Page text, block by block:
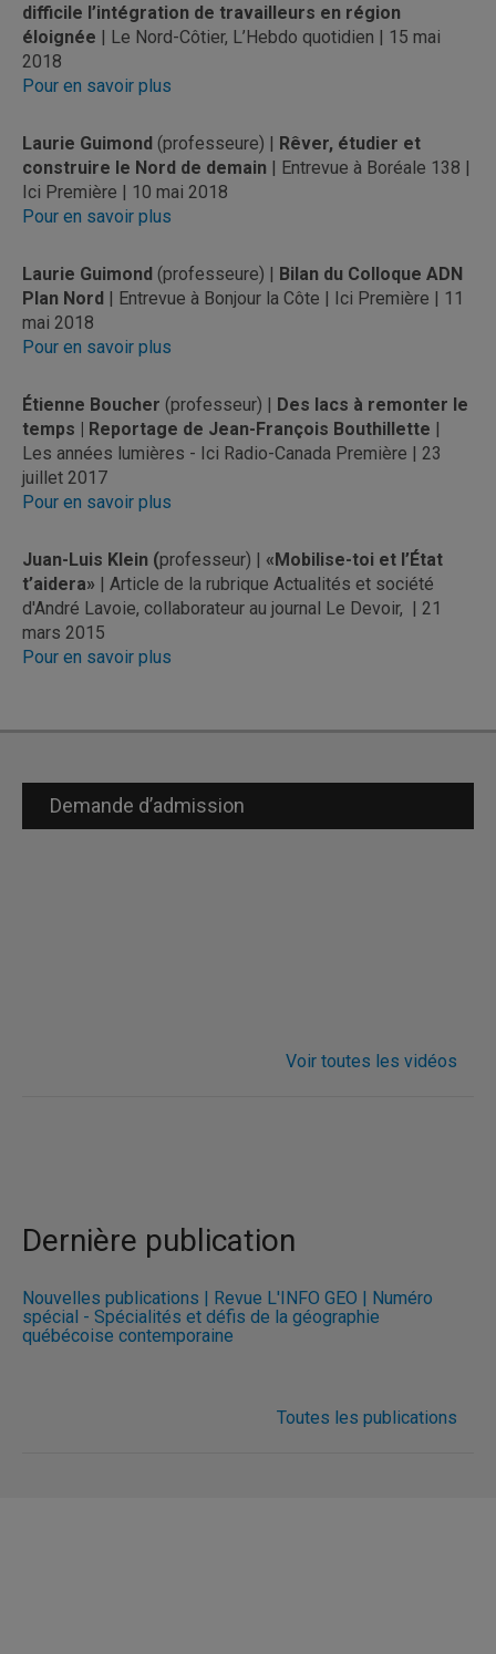
difficile l’intégration de travailleurs en région
éloignée | Le Nord-Côtier, L’Hebdo quotidien | 15 mai
2018
Pour en savoir plus
Laurie Guimond (professeure) | Rêver, étudier et
construire le Nord de demain | Entrevue à Boréale 138 |
Ici Première | 10 mai 2018
Pour en savoir plus
Laurie Guimond (professeure) | Bilan du Colloque ADN
Plan Nord | Entrevue à Bonjour la Côte | Ici Première | 11
mai 2018
Pour en savoir plus
Étienne Boucher (professeur) | Des lacs à remonter le
temps | Reportage de Jean-François Bouthillette |
Les années lumières - Ici Radio-Canada Première | 23
juillet 2017
Pour en savoir plus
Juan-Luis Klein (professeur) | «Mobilise-toi et l’État
t’aidera» | Article de la rubrique Actualités et société
d'André Lavoie, collaborateur au journal Le Devoir, | 21
mars 2015
Pour en savoir plus
Demande d’admission
Voir toutes les vidéos
Dernière publication
Nouvelles publications | Revue L'INFO GÉO | Numéro
spécial - Spécialités et défis de la géographie
québécoise contemporaine
Toutes les publications